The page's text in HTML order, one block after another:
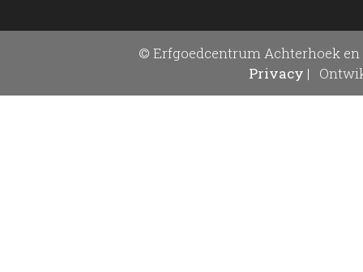
© Erfgoedcentrum Achterhoek en
Privacy |